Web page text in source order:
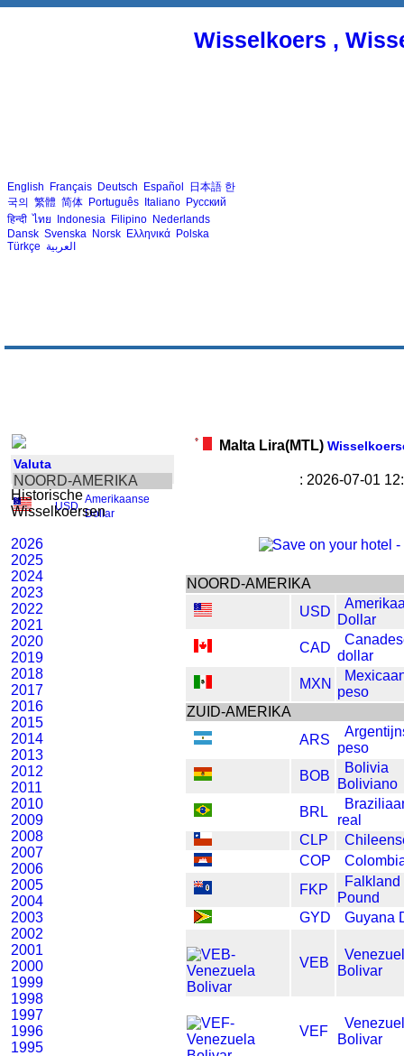
Wisselkoers ,
English Français Deutsch Español 日本語 한
국의 繁體 简体 Português Italiano Русский
हिन्दी ไทย Indonesia Filipino Nederlands
Dansk Svenska Norsk Ελληνικά Polska
Türkçe العربية
Valuta
NOORD-AMERIKA
USD,
Amerikaanse
Dollar
Historische
Wisselkoersen
2026
2025
2024
2023
2022
2021
2020
2019
2018
2017
2016
2015
2014
2013
2012
2011
2010
2009
2008
2007
2006
2005
2004
2003
2002
2001
2000
1999
1998
1997
1996
1995
Malta Lira(MTL)
: 2026-07-01
NOORD-AMERIKA
USD
Dollar
CAD
dollar
MXN
peso
ZUID-AMERIKA
ARS
peso
BOB
Bolivia
Boliviano
BRL
real
CLP
COP
FKP
Falkland
Pound
GYD
Guyana
VEB
Bolivar
VEF
Bolivar